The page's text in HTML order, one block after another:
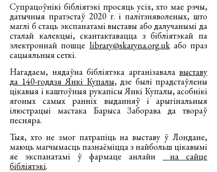
Супрацоўнікі бібліятэкі просяць усіх, хто мае рэчы,
датычныя пратэстаў 2020 г. і палітзняволеных, што
маглі б стаць экспанатамі выставы або далучанымі да
сталай калекцыі, скантактавацца з бібліятэкай па
электроннай пошце library@skaryna.org.ukабо праз
сацыяльныя сеткі.
Нагадаем, нядаўна бібліятэка арганізавала выставу
да 140-годдзя Янкі Купалы, дзе былі прадстаўлены
цікавыя і каштоўныя рукапісы Янкі Купалы, асобнікі
ягоных самых ранніх выданняў і арыгінальныя
ілюстрацыі мастака Барыса Заборава да твораў
песняра.
Тыя, хто не змог патрапіць на выставу ў Лондане,
маюць магчымасць пазнаёміцца з найбольш цікавымі
яе экспанатамі ў фармаце анлайн
на сайце
бібліятэкі.